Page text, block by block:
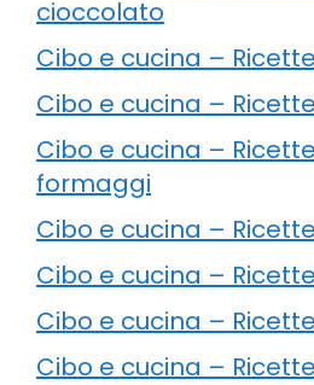
cioccolato
Cibo e cucina –
Cibo e cucina –
Cibo e cucina –
formaggi
Cibo e cucina –
Cibo e cucina –
Cibo e cucina –
Cibo e cucina –